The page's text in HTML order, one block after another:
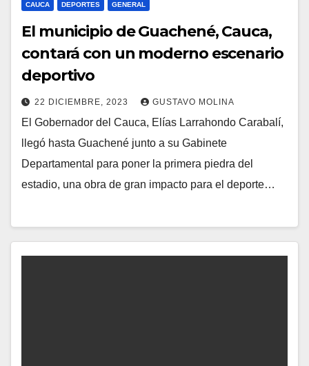
CAUCA DEPORTES GENERAL
El municipio de Guachené, Cauca,
contará con un moderno escenario
deportivo
22 DICIEMBRE, 2023 GUSTAVO MOLINA
El Gobernador del Cauca, Elías Larrahondo Carabalí,
llegó hasta Guachené junto a su Gabinete
Departamental para poner la primera piedra del
estadio, una obra de gran impacto para el deporte…